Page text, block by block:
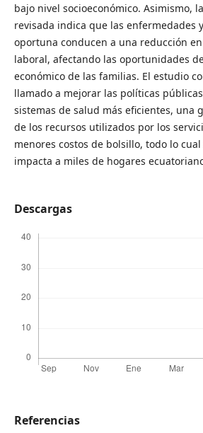
bajo nivel socioeconómico. Asimismo,
revisada indica que las enfermedades
oportuna conducen a una reducción
laboral, afectando las oportunidades
económico de las familias. El estudio
llamado a mejorar las políticas
sistemas de salud más eficientes, una
de los recursos utilizados por los
menores costos de bolsillo, todo lo
impacta a miles de hogares
Descargas
Referencias